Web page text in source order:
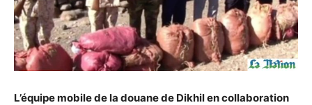
L’équipe mobile de la douane de Dikhil en collaboration